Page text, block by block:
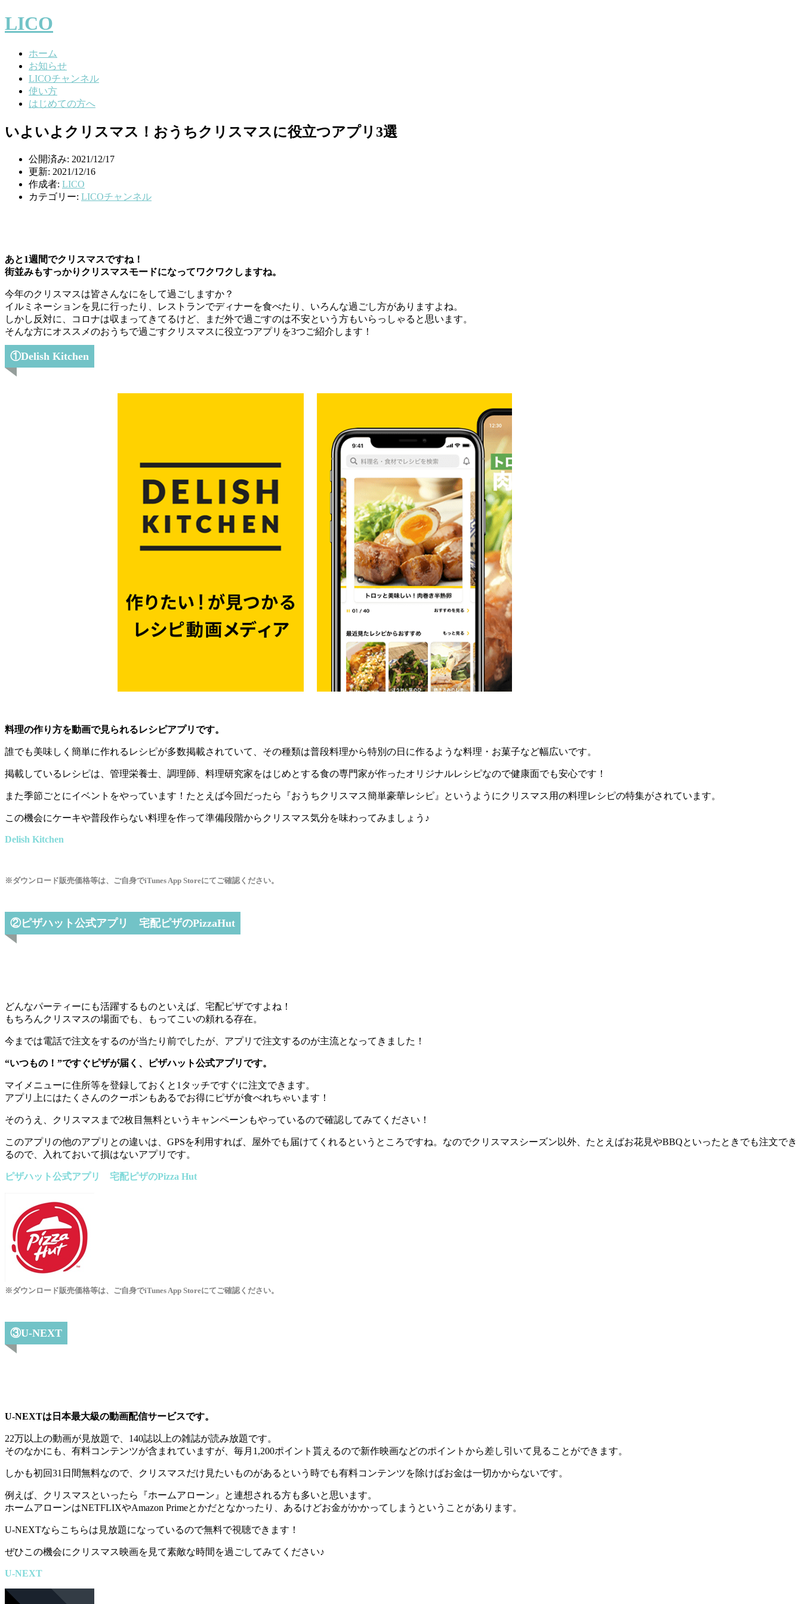
LICO
ホーム
お知らせ
LICOチャンネル
使い方
はじめての方へ
いよいよクリスマス！おうちクリスマスに役立つアプリ3選
公開済み: 2021/12/17
更新: 2021/12/16
作成者: LICO
カテゴリー: LICOチャンネル
あと1週間でクリスマスですね！
街並みもすっかりクリスマスモードになってワクワクしますね。
今年のクリスマスは皆さんなにをして過ごしますか？
イルミネーションを見に行ったり、レストランでディナーを食べたり、いろんな過ごし方がありますよね。
しかし反対に、コロナは収まってきてるけど、まだ外で過ごすのは不安という方もいらっしゃると思います。
そんな方にオススメのおうちで過ごすクリスマスに役立つアプリを3つご紹介します！
①Delish Kitchen
料理の作り方を動画で見られるレシピアプリです。
誰でも美味しく簡単に作れるレシピが多数掲載されていて、その種類は普段料理から特別の日に作るような料理・お菓子など幅広いです。
掲載しているレシピは、管理栄養士、調理師、料理研究家をはじめとする食の専門家が作ったオリジナルレシピなので健康面でも安心です！
また季節ごとにイベントをやっています！たとえば今回だったら『おうちクリスマス簡単豪華レシピ』というようにクリスマス用の料理レシピの特集がされています。
この機会にケーキや普段作らない料理を作って準備段階からクリスマス気分を味わってみましょう♪
Delish Kitchen
※ダウンロード販売価格等は、ご自身でiTunes App Storeにてご確認ください。
②ピザハット公式アプリ 宅配ピザのPizzaHut
どんなパーティーにも活躍するものといえば、宅配ピザですよね！
もちろんクリスマスの場面でも、もってこいの頼れる存在。
今までは電話で注文をするのが当たり前でしたが、アプリで注文するのが主流となってきました！
“いつもの！”ですぐピザが届く、ピザハット公式アプリです。
マイメニューに住所等を登録しておくと1タッチですぐに注文できます。
アプリ上にはたくさんのクーポンもあるでお得にピザが食べれちゃいます！
そのうえ、クリスマスまで2枚目無料というキャンペーンもやっているので確認してみてください！
このアプリの他のアプリとの違いは、GPSを利用すれば、屋外でも届けてくれるというところですね。なのでクリスマスシーズン以外、たとえばお花見やBBQといったときでも注文でき
るので、入れておいて損はないアプリです。
ピザハット公式アプリ 宅配ピザのPizza Hut
※ダウンロード販売価格等は、ご自身でiTunes App Storeにてご確認ください。
③U-NEXT
U-NEXTは日本最大級の動画配信サービスです。
22万以上の動画が見放題で、140誌以上の雑誌が読み放題です。
そのなかにも、有料コンテンツが含まれていますが、毎月1,200ポイント貰えるので新作映画などのポイントから差し引いて見ることができます。
しかも初回31日間無料なので、クリスマスだけ見たいものがあるという時でも有料コンテンツを除けばお金は一切かからないです。
例えば、クリスマスといったら『ホームアローン』と連想される方も多いと思います。
ホームアローンはNETFLIXやAmazon Primeとかだとなかったり、あるけどお金がかかってしまうということがあります。
U-NEXTならこちらは見放題になっているので無料で視聴できます！
ぜひこの機会にクリスマス映画を見て素敵な時間を過ごしてみてください♪
U-NEXT